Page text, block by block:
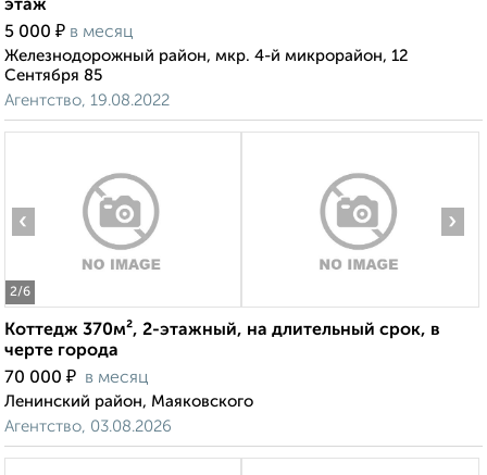
этаж
5 000 ₽ в месяц
Железнодорожный район, мкр. 4-й микрорайон, 12
Сентября 85
Агентство, 19.08.2022
2/6
‹ ›
Коттедж 370м², 2-этажный, на длительный срок, в
черте города
70 000 ₽ в месяц
Ленинский район, Маяковского
Агентство, 03.08.2026